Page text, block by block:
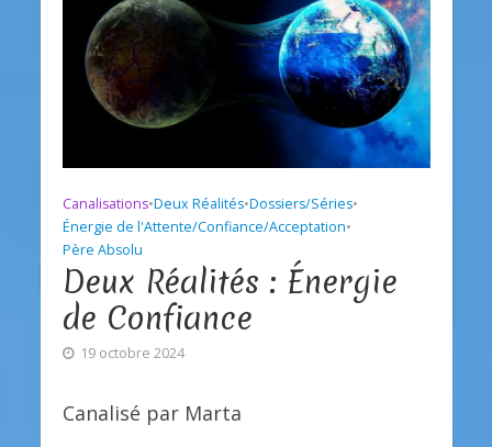
Canalisations•Deux Réalités•Dossiers/Séries•
Énergie de l'Attente/Confiance/Acceptation•
Père Absolu
Deux Réalités : Énergie
de Confiance
19 octobre 2024
Canalisé par Marta